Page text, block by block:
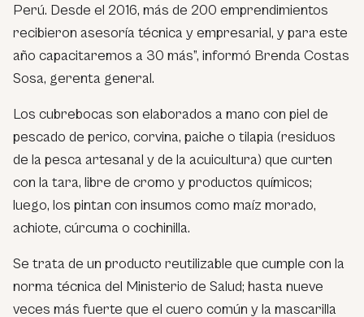
Perú. Desde el 2016, más de 200 emprendimientos
recibieron asesoría técnica y empresarial, y para este
año capacitaremos a 30 más”, informó Brenda Costas
Sosa, gerenta general.
Los cubrebocas son elaborados a mano con piel de
pescado de perico, corvina, paiche o tilapia (residuos
de la pesca artesanal y de la acuicultura) que curten
con la tara, libre de cromo y productos químicos;
luego, los pintan con insumos como maíz morado,
achiote, cúrcuma o cochinilla.
Se trata de un producto reutilizable que cumple con la
norma técnica del Ministerio de Salud; hasta nueve
veces más fuerte que el cuero común y la mascarilla